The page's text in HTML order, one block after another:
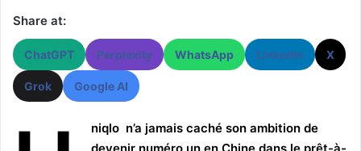
Share at:
ChatGPT Perplexity WhatsApp LinkedIn X
Grok Google AI
niqlo n’a jamais caché son ambition de